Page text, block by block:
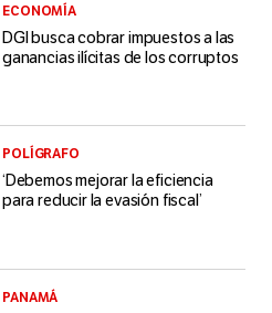
ECONOMÍA
DGI busca cobrar impuestos a las
ganancias ilícitas de los corruptos
POLÍGRAFO
‘Debemos mejorar la eficiencia
para reducir la evasión fiscal’
PANAMÁ